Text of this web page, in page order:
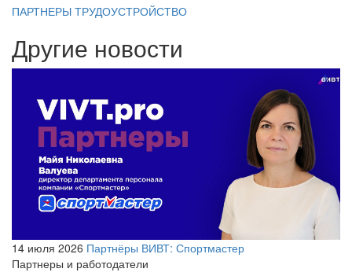
ПАРТНЕРЫ ТРУДОУСТРОЙСТВО
Другие новости
14 июля 2026 Партнёры ВИВТ: Спортмастер
Партнеры и работодатели